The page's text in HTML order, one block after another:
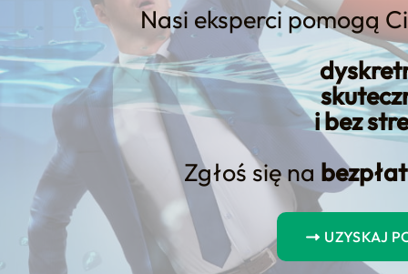
Nasi eksperci pomogą
i bez
Zgłoś się na
UZYSKAJ
tempa – Kto będzie